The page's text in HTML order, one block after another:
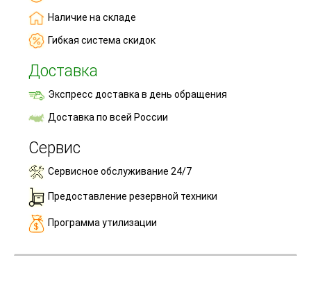
Наличие на складе
Гибкая система скидок
Доставка
Экспресс доставка в день обращения
Доставка по всей России
Сервис
Сервисное обслуживание 24/7
Предоставление резервной техники
Программа утилизации